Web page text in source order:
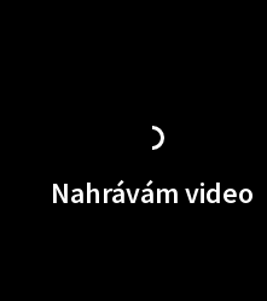
Nahrávám video